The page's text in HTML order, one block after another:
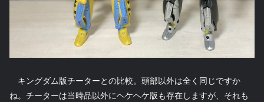
キングダム版チーターとの比較。頭部以外は全く同じですか
ね。チーターは当時品以外にヘケヘケ版も存在しますが、それも